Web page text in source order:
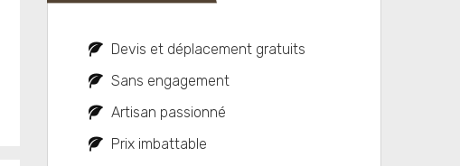
Devis et déplacement gratuits
Sans engagement
Artisan passionné
Prix imbattable